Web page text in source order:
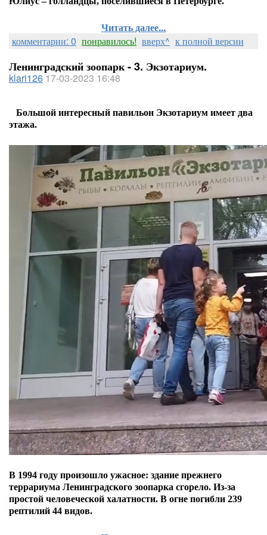
Читать далее...
комментарии: 0 понравилось! вверх^ к полной версии
Ленинградский зоопарк - 3. Экзотариум.
klari126 17-03-2023 16:48
Большой интересный павильон Экзотариум имеет два
этажа.
В 1994 году произошло ужасное: здание прежнего
террариума Ленинградского зоопарка сгорело. Из-за
простой человеческой халатности. В огне погибли 239
рептилий 44 видов.